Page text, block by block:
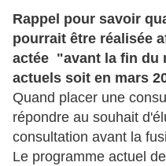
Rappel pour savoir
pourrait être réalisée
actée "avant la fin du
actuels soit en mars
Quand placer une
répondre au souhait
consultation avant la
Le programme actuel